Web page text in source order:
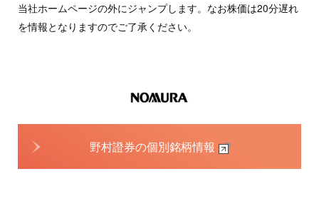
当社ホームページの外にジャンプします。なお株価は20分遅れ
を情報となりますのでご了承ください。
野村證券の個別銘柄情報
IR情報
採用情報